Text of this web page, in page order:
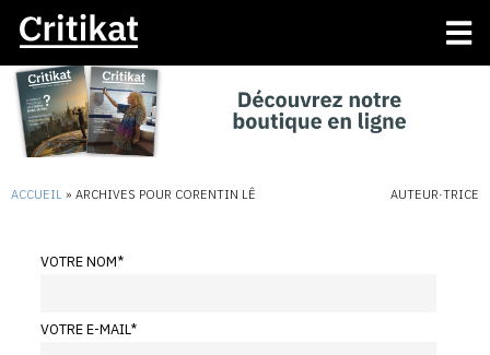
ACCUEIL » ARCHIVES POUR CORENTIN LÊ AUTEUR·TRICE
VOTRE NOM*
VOTRE E-MAIL*